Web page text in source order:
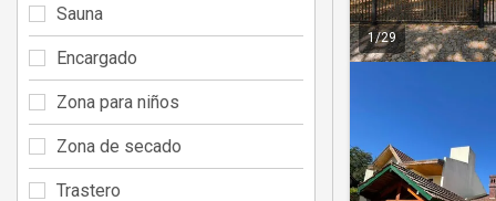
1/29
Sauna
Encargado
Zona para niños
Zona de secado
Trastero